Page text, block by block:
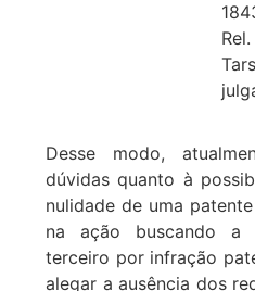
Desse modo,
dúvidas quanto à
nulidade de uma
na ação buscando a
terceiro por infração
alegar a ausência dos